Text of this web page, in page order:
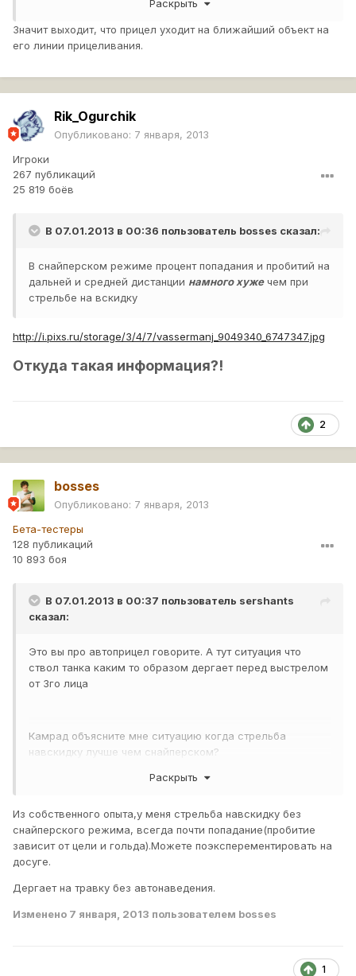
У меня только в случае, на СТ,ЛТ и в любом другом
Раскрыть
Значит выходит, что прицел уходит на ближайший объект на
его линии прицеливания.
Rik_Ogurchik
Опубликовано: 7 января, 2013
Игроки
267 публикаций
25 819 боёв
В 07.01.2013 в 00:36 пользователь bosses сказал:
В снайперском режиме процент попадания и пробитий на
дальней и средней дистанции намного хужечем при
стрельбе на вскидку
http://i.pixs.ru/storage/3/4/7/vassermanj_9049340_6747347.jpg
Откуда такая информация?!
2
bosses
Опубликовано: 7 января, 2013
Бета-тестеры
128 публикаций
10 893 боя
В 07.01.2013 в 00:37 пользователь sershants
сказал:
Это вы про автоприцел говорите. А тут ситуация что
ствол танка каким то образом дергает перед выстрелом
от 3го лица
Камрад объясните мне ситуацию когда стрельба
навскидку лучше чем снайперском?
У меня только в случае, на СТ,ЛТ и в любом другом
Раскрыть
Из собственного опыта,у меня стрельба навскидку без
снайперского режима, всегда почти попадание(пробитие
зависит от цели и гольда).Можете поэксперементировать на
досуге.
Дергает на травку без автонаведения.
Изменено 7 января, 2013 пользователем bosses
1